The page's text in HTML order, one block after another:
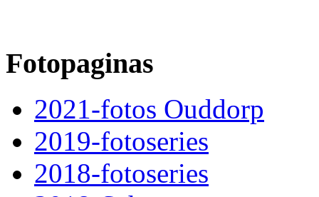
Fotopaginas
2021-fotos Ouddorp
2019-fotoseries
2018-fotoseries